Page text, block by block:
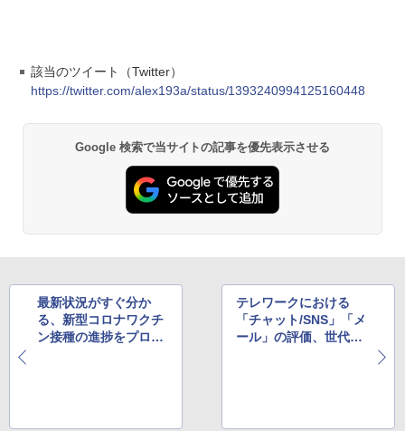
該当のツイート（Twitter）
https://twitter.com/alex193a/status/1393240994125160448
Google 検索で当サイトの記事を優先表示させる
最新状況がすぐ分か
る、新型コロナワクチ
ン接種の進捗をプログ
テレワークにおける
「チャット/SNS」「メ
ール」の評価、世代に